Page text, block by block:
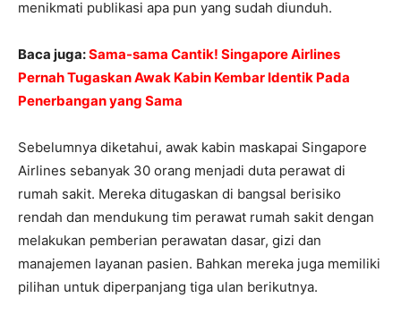
menikmati publikasi apa pun yang sudah diunduh.
Baca juga:Sama-sama Cantik! Singapore Airlines
Pernah Tugaskan Awak Kabin Kembar Identik Pada
Penerbangan yang Sama
Sebelumnya diketahui, awak kabin maskapai Singapore
Airlines sebanyak 30 orang menjadi duta perawat di
rumah sakit. Mereka ditugaskan di bangsal berisiko
rendah dan mendukung tim perawat rumah sakit dengan
melakukan pemberian perawatan dasar, gizi dan
manajemen layanan pasien. Bahkan mereka juga memiliki
pilihan untuk diperpanjang tiga ulan berikutnya.